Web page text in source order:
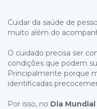
Cuidar da saúde de
muito além do
O cuidado precisa ser
condições que podem
Principalmente porque
identificadas
Por isso, no Dia